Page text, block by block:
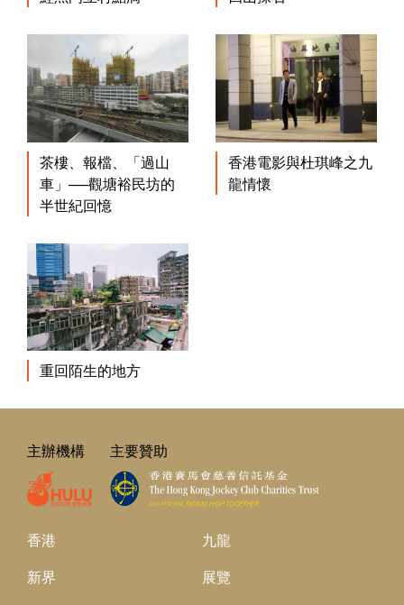
茶樓、報檔、「過山
車」──觀塘裕民坊的
半世紀回憶
香港電影與杜琪峰之九
龍情懷
重回陌生的地方
主辦機構 主要贊助
香港 九龍
新界 展覽